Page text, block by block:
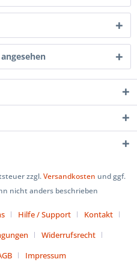
zzgl.Versandkosten und ggf.
nicht anders beschrieben
Hilfe / Support
Kontakt
Widerrufsrecht
Impressum